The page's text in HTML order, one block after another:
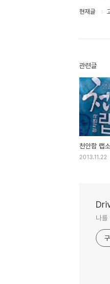
현재글
관련글
천안함 랩
2013.11.22
나를